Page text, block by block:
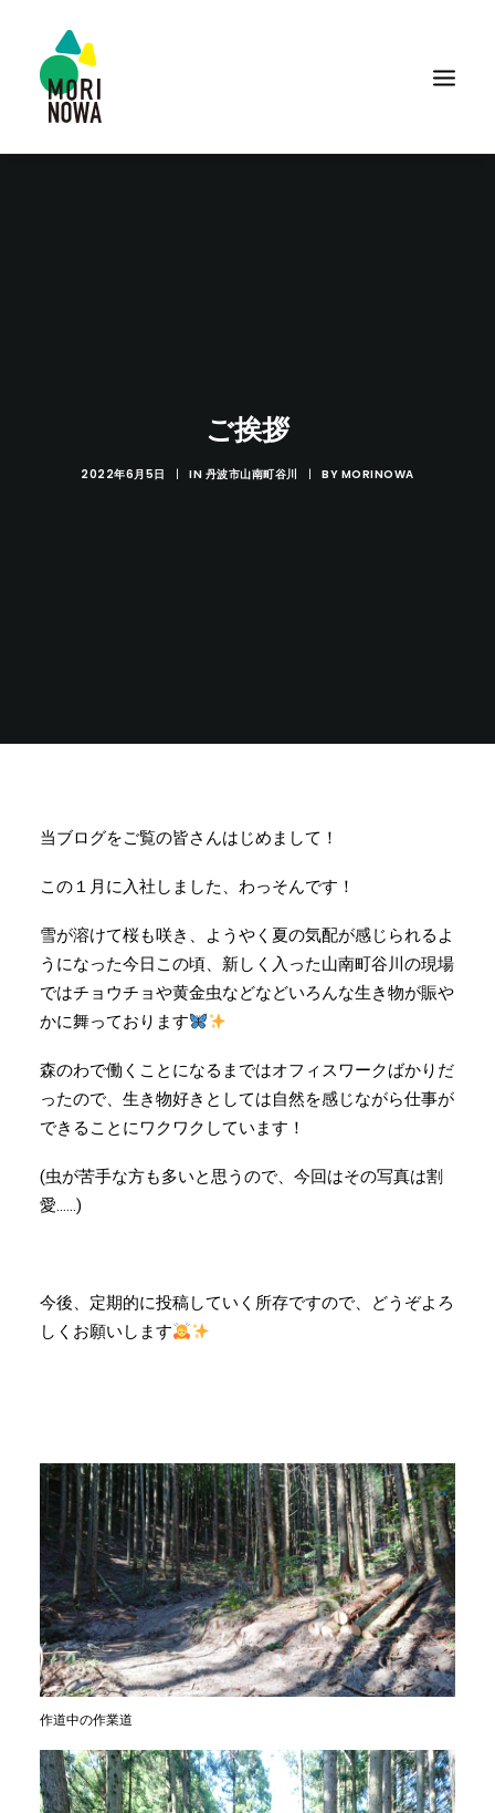
ご挨拶
2022年6月5日 | IN 丹波市山南町谷川 | BY MORINOWA
当ブログをご覧の皆さんはじめまして！
この１月に入社しました、わっそんです！
雪が溶けて桜も咲き、ようやく夏の気配が感じられるよ
うになった今日この頃、新しく入った山南町谷川の現場
ではチョウチョや黄金虫などなどいろんな生き物が賑や
かに舞っております
森のわで働くことになるまではオフィスワークばかりだ
ったので、生き物好きとしては自然を感じながら仕事が
できることにワクワクしています！
(虫が苦手な方も多いと思うので、今回はその写真は割
愛……)
今後、定期的に投稿していく所存ですので、どうぞよろ
しくお願いします
作道中の作業道